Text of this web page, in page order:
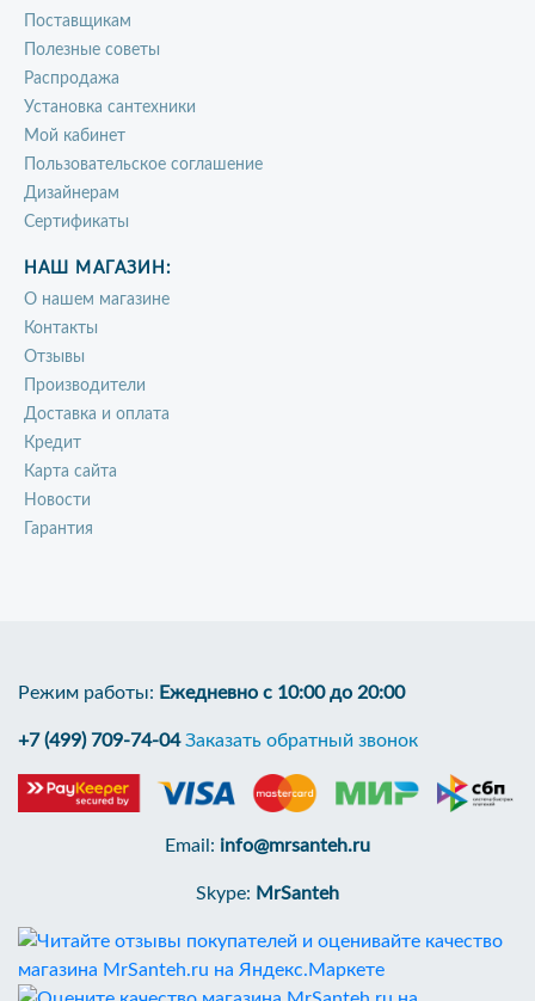
Поставщикам
Полезные советы
Распродажа
Установка сантехники
Мой кабинет
Пользовательское соглашение
Дизайнерам
Сертификаты
НАШ МАГАЗИН:
О нашем магазине
Контакты
Отзывы
Производители
Доставка и оплата
Кредит
Карта сайта
Новости
Гарантия
Режим работы: Ежедневно с 10:00 до 20:00
+7 (499) 709-74-04 Заказать обратный звонок
Email: info@mrsanteh.ru
Skype: MrSanteh